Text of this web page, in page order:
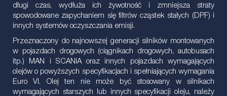
długi czas, wydłuża ich żywotność i zmniejsza straty
spowodowane zapychaniem się filtrów cząstek stałych (DPF) i
innych systemów oczyszczania emisji.
Przeznaczony do najnowszej generacji silników montowanych
w pojazdach drogowych (ciągnikach drogowych, autobusach
itp.) MAN i SCANIA oraz innych pojazdach wymagających
olejów o powyższych specyfikacjach i spełniających wymagania
Euro VI. Olej ten nie może być stosowany w silnikach
wymagających starszych lub innych specyfikacji oleju, należy